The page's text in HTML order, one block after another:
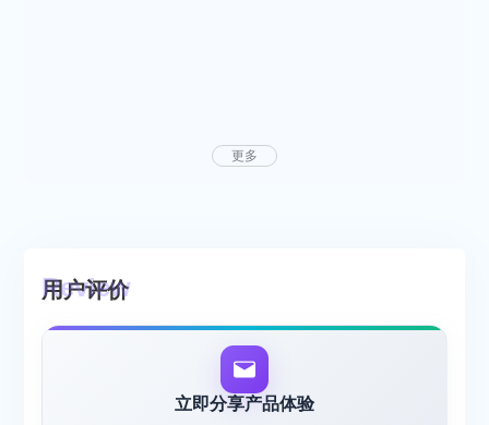
更多
用户评价
立即分享产品体验